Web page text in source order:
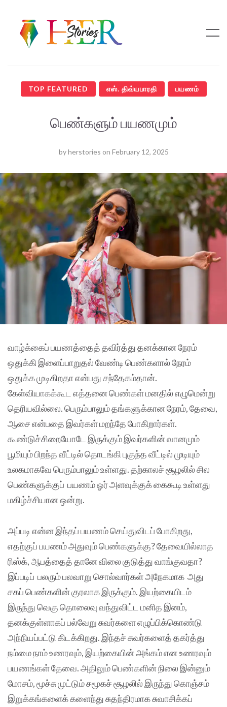
TOP FEATURED எஸ். திவ்யபாரதி பயணம்
பெண்களும் பயணமும்
byherstories on February 12, 2025
வாழ்க்கைப் பயணத்தைத் தவிர்த்து தனக்கான நேரம்
ஒதுக்கி இளைப்பாறுதல் வேண்டி பெண்களால் நேரம்
ஒதுக்க முடிகிறதா என்பது சந்தேகம்தான்.
கேள்வியாகக்கூட எத்தனை பெண்கள் மனதில் எழுமென்று
தெரியவில்லை. பெரும்பாலும் தங்களுக்கான நேரம், தேவை,
ஆசை என்பதை இவர்கள் மறந்தே போகிறார்கள்.
கூண்டுச்சிறையோடே இருக்கும் இவர்களின் வானமும்
பூமியும் பிறந்த வீட்டில் தொடங்கி புகுந்த வீட்டில் முடியும்
உலகமாகவே பெரும்பாலும் உள்ளது. தற்காலச் சூழலில் சில
பெண்களுக்குப் பயணம் ஓர் அளவுக்குக் கைகூடி உள்ளது
மகிழ்ச்சியான ஒன்று.
அப்படி என்ன இந்தப் பயணம் செய்துவிடப் போகிறது,
எதற்குப் பயணம் அதுவும் பெண்களுக்கு? தேவையில்லாத
ரிஸ்க், ஆபத்தைத் தானே விலை குடுத்து வாங்குவதா?
இப்படிப் பலரும் பலவாறு சொல்வார்கள் அநேகமாக அது
சகப் பெண்களின் குரலாக இருக்கும். இயற்கையிடம்
இருந்து வெகு தொலைவு வந்துவிட்ட மனித இனம்,
தனக்குள்ளாகப் பல்வேறு சுவர்களை எழுப்பிக்கொண்டு
அந்நியப்பட்டு கிடக்கிறது. இந்தச் சுவர்களைத் தகர்த்து
நம்மை நாம் உணரவும், இயற்கையின் அங்கம் என உணரவும்
பயணங்கள் தேவை. அதிலும் பெண்களின் நிலை இன்னும்
மோசம், மூச்சு முட்டும் சமூகச் சூழலில் இருந்து கொஞ்சம்
இறுக்கங்களைக் களைந்து சுதந்திரமாக சுவாசிக்கப்